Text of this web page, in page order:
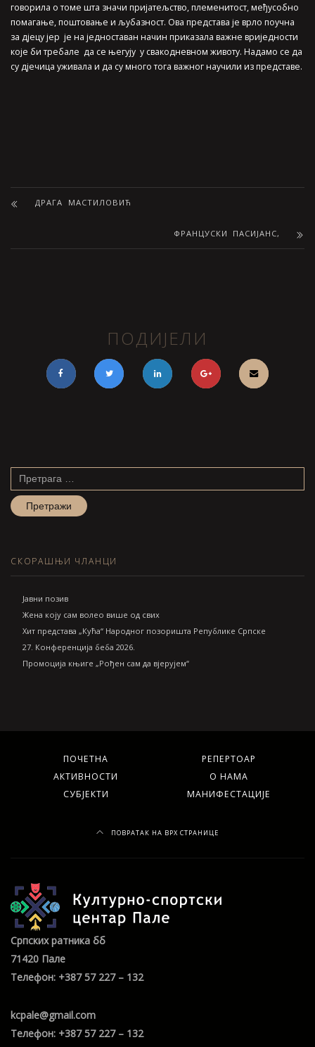
говорила о томе шта значи пријатељство, племенитост, међусобно
помагање, поштовање и љубазност. Ова представа је врло поучна
за дјецу јер је на једноставан начин приказала важне вриједности
које би требале да се његују у свакодневном животу. Надамо се да
су дјечица уживала и да су много тога важног научили из представе.
ДРАГА МАСТИЛОВИЋ
ФРАНЦУСКИ ПАСИЈАНС,
ПОДИЈЕЛИ
Претрага
СКОРАШЊИ ЧЛАНЦИ
Jавни позив
Жена коју сам волео више од свих
Хит представа „Кућа“ Народног позоришта Републике Српске
27. Конференција беба 2026.
Промоција књиге „Рођен сам да вјерујем“
ПОЧЕТНА
РЕПЕРТОАР
АКТИВНОСТИ
О НАМА
СУБЈЕКТИ
МАНИФЕСТАЦИЈЕ
ПОВРАТАК НА ВРХ СТРАНИЦЕ
Српских ратника бб
71420 Пале
Телефон: +387 57 227 – 132
kcpale@gmail.com
Телефон: +387 57 227 – 132